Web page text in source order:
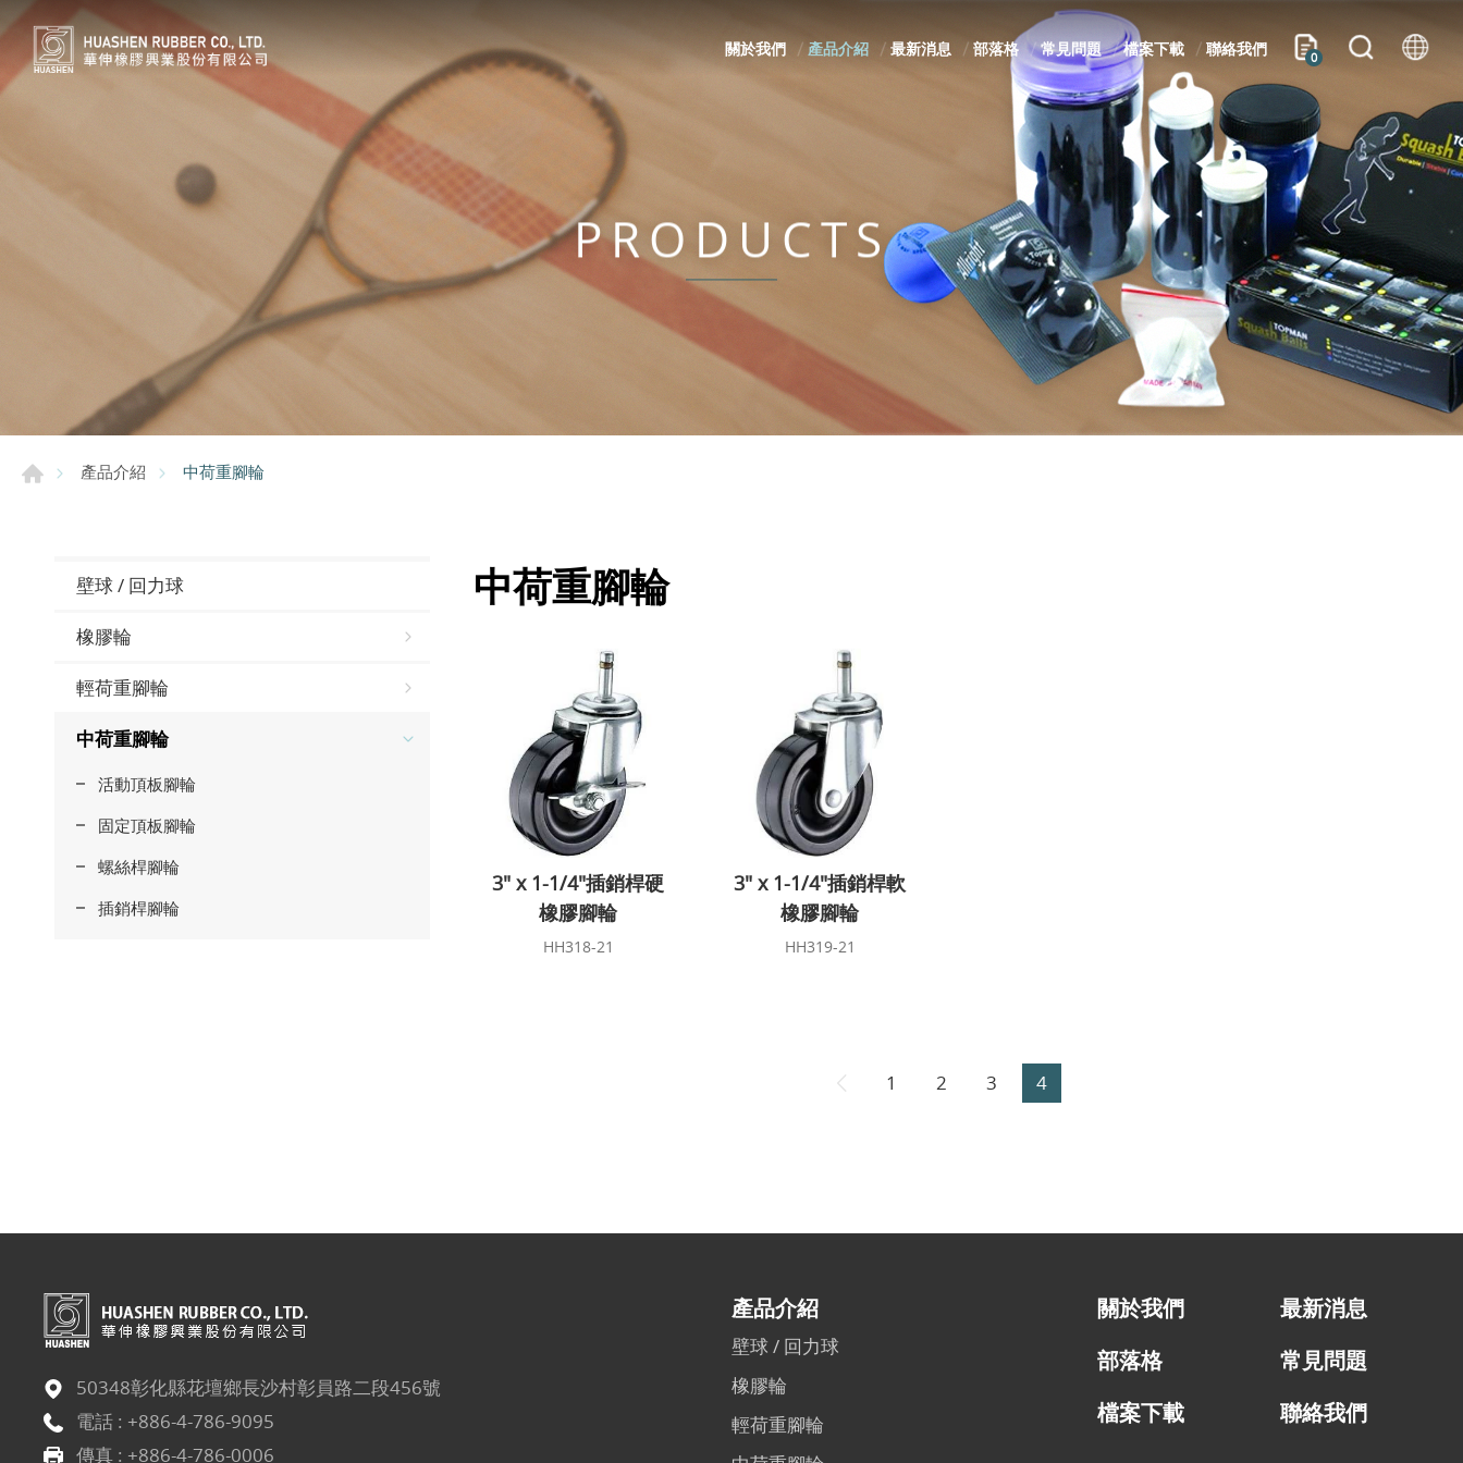
關於我們 產品介紹 最新消息 部落格 常見問題 檔案下載 聯絡我們 0
PRODUCTS
產品介紹 中荷重腳輪
壁球 / 回力球
橡膠輪
輕荷重腳輪
中荷重腳輪
活動頂板腳輪
固定頂板腳輪
螺絲桿腳輪
插銷桿腳輪
中荷重腳輪
3" x 1-1/4"插銷桿硬
橡膠腳輪
HH318-21
3" x 1-1/4"插銷桿軟
橡膠腳輪
HH319-21
1 2 3 4
產品介紹
壁球 / 回力球
橡膠輪
輕荷重腳輪
關於我們
最新消息
部落格
常見問題
檔案下載
聯絡我們
50348彰化縣花壇鄉長沙村彰員路二段456號
電話 : +886-4-786-9095
傳真 : +886-4-786-0006